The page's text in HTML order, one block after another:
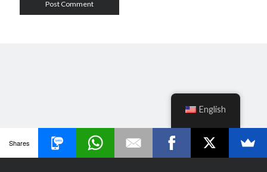
Author WordPress Theme by Compete Themes
English
Shares